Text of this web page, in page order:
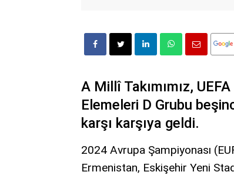
A Millî Takımımız,
Elemeleri D Grubu
karşı karşıya geldi.
2024 Avrupa Şampiyonası
Ermenistan, Eskişehir Yeni